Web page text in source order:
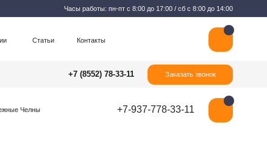
Часы работы: пн-пт с 8:00 до 17:00 / сб с 8:00 до 14:00